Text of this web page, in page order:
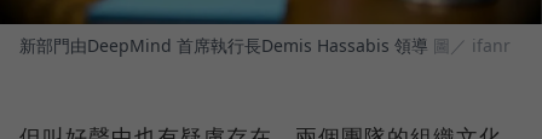
新部門由DeepMind 首席執行長Demis Hassabis 領導 圖／ ifanr